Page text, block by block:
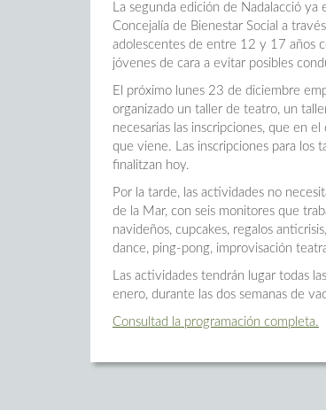
La segunda edición de Nadalacció ya
Concejalía de Bienestar Social a
adolescentes de entre 12 y 17 años
jóvenes de cara a evitar posibles
El próximo lunes 23 de diciembre
organizado un taller de teatro, un
necesarias las inscripciones, que en
que viene. Las inscripciones para los
finalitzan hoy.
Por la tarde, las actividades no
de la Mar, con seis monitores que
navideños, cupcakes, regalos
dance, ping-pong, improvisación
Las actividades tendrán lugar todas
enero, durante las dos semanas de
Consultad la programación completa.